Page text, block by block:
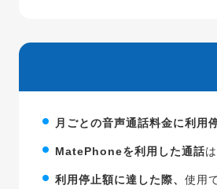
月ごとの音声通話料金に利用
MatePhoneを利用した通話は
利用停止額に達した際、 使用